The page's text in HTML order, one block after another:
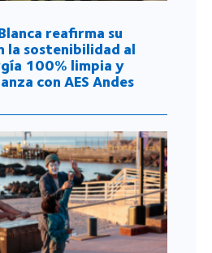
reafirma su
la sostenibilidad al
100% limpia y
con AES Andes